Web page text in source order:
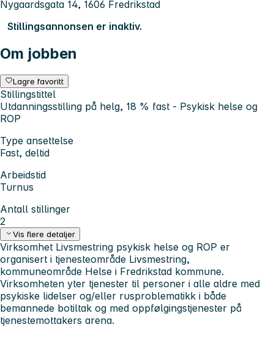
Nygaardsgata 14, 1606 Fredrikstad
Stillingsannonsen er inaktiv.
Om jobben
Lagre favoritt
Stillingstittel
Utdanningsstilling på helg, 18 % fast - Psykisk helse og
ROP
Type ansettelse
Fast, deltid
Arbeidstid
Turnus
Antall stillinger
2
Vis flere detaljer
Virksomhet Livsmestring psykisk helse og ROP er
organisert i tjenesteområde Livsmestring,
kommuneområde Helse i Fredrikstad kommune.
Virksomheten yter tjenester til personer i alle aldre med
psykiske lidelser og/eller rusproblematikk i både
bemannede botiltak og med oppfølgingstjenester på
tjenestemottakers arena.